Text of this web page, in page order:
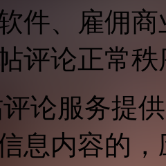
件、雇佣
评论正常
论服务提
息内容的